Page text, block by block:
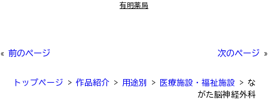
有明薬局
« 前のページ 次のページ »
トップページ > 作品紹介 > 用途別 > 医療施設・福祉施設 > な
がた脳神経外科